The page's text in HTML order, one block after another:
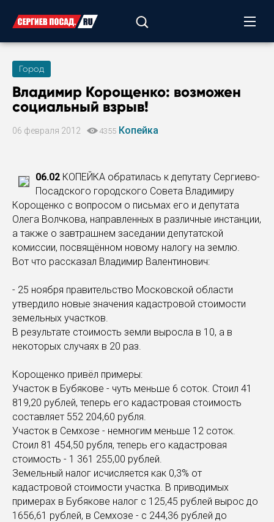
Город
Владимир Корощенко: возможен
социальный взрыв!
06 февраля 2012 4355 Копейка
06.02 КОПЕЙКА обратилась к депутату Сергиево-
Посадского городского Совета Владимиру
Корощенко с вопросом о письмах его и депутата
Олега Волчкова, направленных в различные инстанции,
а также о завтрашнем заседании депутатской
комиссии, посвящённом новому налогу на землю.
Вот что рассказал Владимир Валентинович:
- 25 ноября правительство Московской области
утвердило новые значения кадастровой стоимости
земельных участков.
В результате стоимость земли выросла в 10, а в
некоторых случаях в 20 раз.
Корощенко привёл примеры:
Участок в Бубякове - чуть меньше 6 соток. Стоил 41
819,20 рублей, теперь его кадастровая стоимость
составляет 552 204,60 рубля.
Участок в Семхозе - немногим меньше 12 соток.
Стоил 81 454,50 рубля, теперь его кадастровая
стоимость - 1 361 255,00 рублей.
Земельный налог исчисляется как 0,3% от
кадастровой стоимости участка. В приводимых
примерах в Бубякове налог с 125,45 рублей вырос до
1656,61 рублей, в Семхозе - с 244,36 рублей до